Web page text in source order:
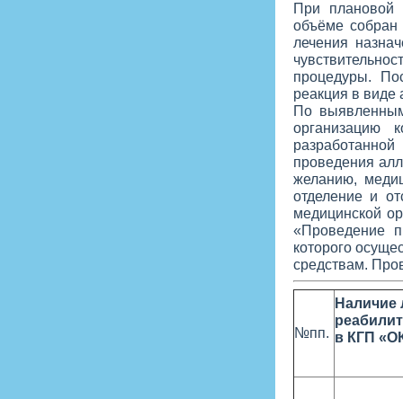
При плановой
объёме собран
лечения
процедуры.
реакция в виде
По
организацию
проведения
желанию,
отделение и
медицинской
«Проведение
которого
средствам.
№пп.
Наличие
в КГП